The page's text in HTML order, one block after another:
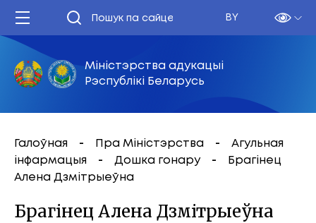
BY
Міністэрства адукацыі
Рэспублікі Беларусь
Галоўная Пра Міністэрства
Агульная
інфармацыя
Дошка гонару
Брагінец
Алена Дзмітрыеўна
Брагінец Алена Дзмітрыеўна